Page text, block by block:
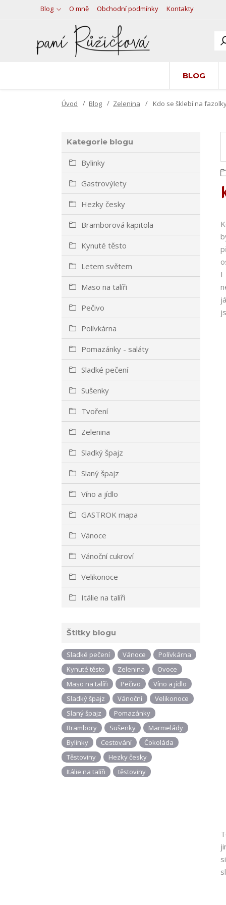
Blog O mně Obchodní podmínky Kontakty
BLOG
Úvod Blog Zelenina Kdo se šklebí na
Kategorie blogu
Bylinky
Gastrovýlety
Hezky česky
Bramborová kapitola
Kynuté těsto
Letem světem
Maso na talíři
Pečivo
Polívkárna
Pomazánky - saláty
Sladké pečení
Sušenky
Tvoření
Zelenina
Sladký špajz
Slaný špajz
Víno a jídlo
GASTROK mapa
Vánoce
Vánoční cukroví
Velikonoce
Itálie na talíři
Štítky blogu
Sladké pečení Vánoce
Polívkárna
Kynuté těsto
Zelenina
Ovoce
Maso na talíři
Pečivo
Víno a jídlo
Sladký špajz
Vánoční
Velikonoce
Slaný špajz
Pomazánky
Brambory
Sušenky
Marmelády
Bylinky
Cestování
Čokoláda
Těstoviny
Hezky česky
Itálie na talíři
těstoviny
I